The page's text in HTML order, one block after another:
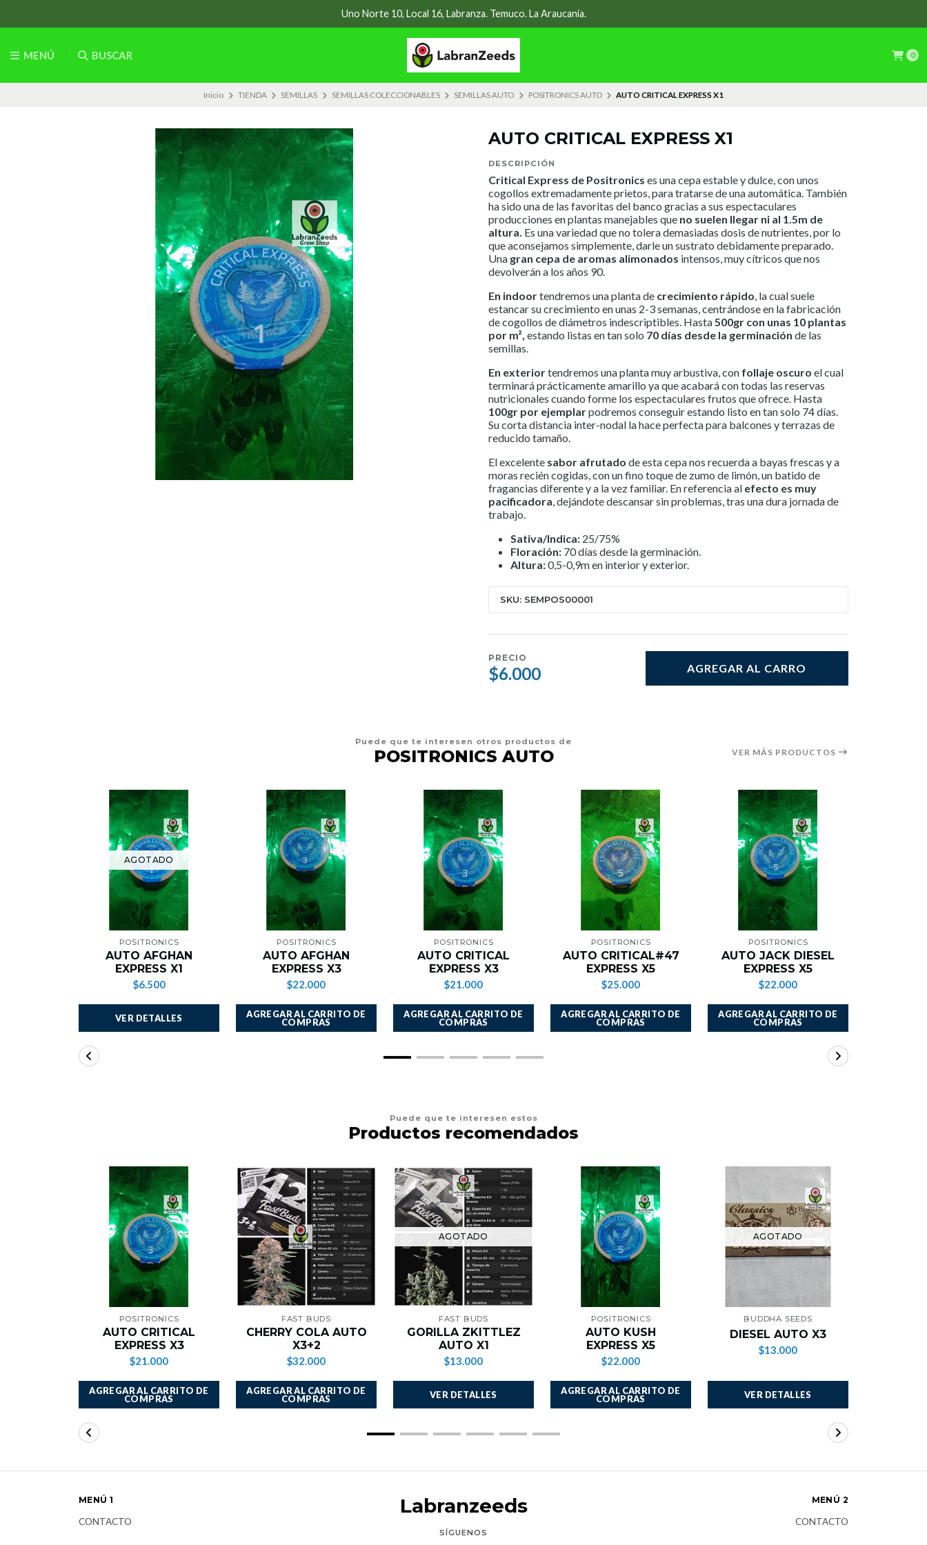
MENÚ BUSCAR 0
Uno Norte 10, Local 16, Labranza. Temuco. La Araucanía.
Inicio TIENDA SEMILLAS SEMILLAS COLECCIONABLES SEMILLAS AUTO POSITRONICS AUTO AUTO CRITICAL EXPRESS X1
AUTO CRITICAL EXPRESS X1
DESCRIPCIÓN
Critical Express de Positronics es una cepa estable y dulce, con unos
cogollos extremadamente prietos, para tratarse de una automática. También
ha sido una de las favoritas del banco gracias a sus espectaculares
producciones en plantas manejables que no suelen llegar ni al 1.5m de
altura. Es una variedad que no tolera demasiadas dosis de nutrientes, por lo
que aconsejamos simplemente, darle un sustrato debidamente preparado.
Una gran cepa de aromas alimonados intensos, muy cítricos que nos
devolverán a los años 90.
En indoortendremos una planta de crecimiento rápido, la cual suele
estancar su crecimiento en unas 2-3 semanas, centrándose en la fabricación
de cogollos de diámetros indescriptibles. Hasta500gr con unas 10 plantas
por m², estando listas en tan solo 70 días desde la germinación de las
semillas.
En exteriortendremos una planta muy arbustiva, con follaje oscuro el cual
terminará prácticamente amarillo ya que acabará con todas las reservas
nutricionales cuando forme los espectaculares frutos que ofrece. Hasta
100gr por ejemplarpodremos conseguir estando listo en tan solo 74 días.
Su corta distancia inter-nodal la hace perfecta para balcones y terrazas de
reducido tamaño.
El excelente sabor afrutado de esta cepa nos recuerda a bayas frescas y a
moras recién cogidas, con un fino toque de zumo de limón, un batido de
fragancias diferente y a la vez familiar. En referencia al efecto es muy
pacificadora, dejándote descansar sin problemas, tras una dura jornada de
trabajo.
Sativa/Indica: 25/75%
Floración: 70 días desde la germinación.
Altura:0,5-0,9m en interior y exterior.
SKU: SEMPOS00001
PRECIO
$6.000 AGREGAR AL CARRO
Puede que te interesen otros productos de
POSITRONICS AUTO VER MÁS PRODUCTOS
AGOTADO
POSITRONICS
AUTO AFGHAN
EXPRESS X1
$6.500
VER DETALLES
POSITRONICS
AUTO AFGHAN
EXPRESS X3
$22.000
AGREGAR AL CARRITO DE
COMPRAS
POSITRONICS
AUTO CRITICAL
EXPRESS X3
$21.000
AGREGAR AL CARRITO DE
COMPRAS
POSITRONICS
AUTO CRITICAL#47
EXPRESS X5
$25.000
AGREGAR AL CARRITO DE
COMPRAS
POSITRONICS
AUTO JACK DIESEL
EXPRESS X5
$22.000
AGREGAR AL CARRITO DE
COMPRAS
Puede que te interesen estos
Productos recomendados
POSITRONICS
AUTO CRITICAL
EXPRESS X3
$21.000
AGREGAR AL CARRITO DE
COMPRAS
FAST BUDS
CHERRY COLA AUTO
X3+2
$32.000
AGREGAR AL CARRITO DE
COMPRAS
AGOTADO
FAST BUDS
GORILLA ZKITTLEZ
AUTO X1
$13.000
VER DETALLES
POSITRONICS
AUTO KUSH
EXPRESS X5
$22.000
AGREGAR AL CARRITO DE
COMPRAS
AGOTADO
BUDDHA SEEDS
DIESEL AUTO X3
$13.000
VER DETALLES
Labranzeeds
SÍGUENOS
MENÚ 1
CONTACTO
MENÚ 2
CONTACTO